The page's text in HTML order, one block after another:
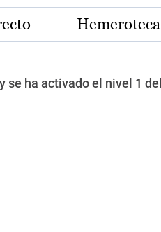
Hemeroteca
se ha activado el nivel 1 del